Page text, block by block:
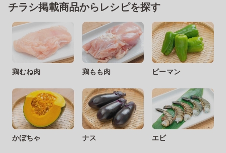
チラシ掲載商品からレシピを探す
鶏むね肉 鶏もも肉 ピーマン
かぼちゃ ナス エビ